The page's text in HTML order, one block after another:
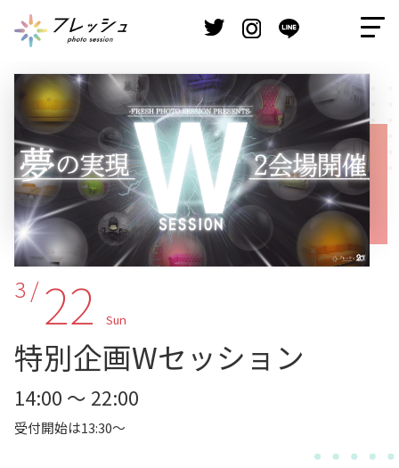
3 / 22 Sun
特別企画Wセッション
14:00 ～ 22:00
受付開始は13:30～